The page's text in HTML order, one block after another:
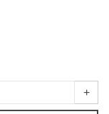
+